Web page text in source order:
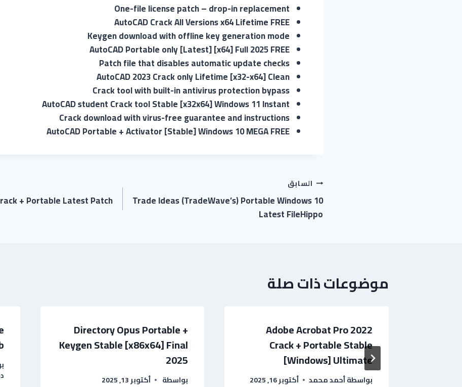
One-file license patch – drop-in replacement
AutoCAD Crack All Versions x64 Lifetime FREE
Keygen download with offline key generation mode
AutoCAD Portable only [Latest] [x64] Full 2025 FREE
Patch file that disables automatic update checks
AutoCAD 2023 Crack only Lifetime [x32-x64] Clean
Crack tool with built-in antivirus protection bypass
AutoCAD student Crack tool Stable [x32x64] Windows 11 Instant
Crack download with virus-free guarantee and instructions
AutoCAD Portable + Activator [Stable] Windows 10 MEGA FREE
السابق
Trade Ideas (TradeWave’s) Portable Windows 10
Latest FileHippo
+ Portable Latest Patch
موضوعات ذات صلة
Adobe Acrobat Pro 2022
Crack + Portable Stable
[Windows] Ultimate
بواسطةأحمد محمد أكتوبر 16, 2025
Directory Opus Portable +
Keygen Stable [x86x64] Final
2025
بواسطة أكتوبر 13, 2025